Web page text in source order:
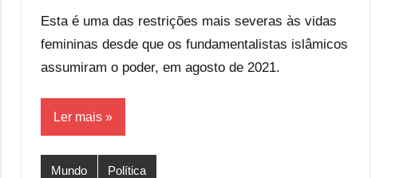
Esta é uma das restrições mais severas às vidas
femininas desde que os fundamentalistas islâmicos
assumiram o poder, em agosto de 2021.
Ler mais
Mundo Política